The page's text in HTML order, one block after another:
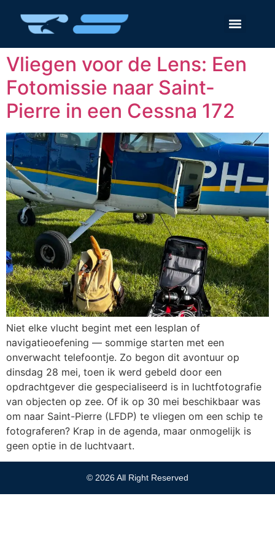
Vliegen voor de Lens: Een
Fotomissie naar Saint-
Pierre in een Cessna 172
Niet elke vlucht begint met een lesplan of
navigatieoefening — sommige starten met een
onverwacht telefoontje. Zo begon dit avontuur op
dinsdag 28 mei, toen ik werd gebeld door een
opdrachtgever die gespecialiseerd is in luchtfotografie
van objecten op zee. Of ik op 30 mei beschikbaar was
om naar Saint-Pierre (LFDP) te vliegen om een schip te
fotograferen? Krap in de agenda, maar onmogelijk is
geen optie in de luchtvaart.
© 2026 All Right Reserved